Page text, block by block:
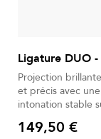
Ligature DUO
Projection brillante et
et précis avec une
intonation stable sur les
qualité sonore Rainures et inserts optimisant stabilité et
Prix
149,50 €